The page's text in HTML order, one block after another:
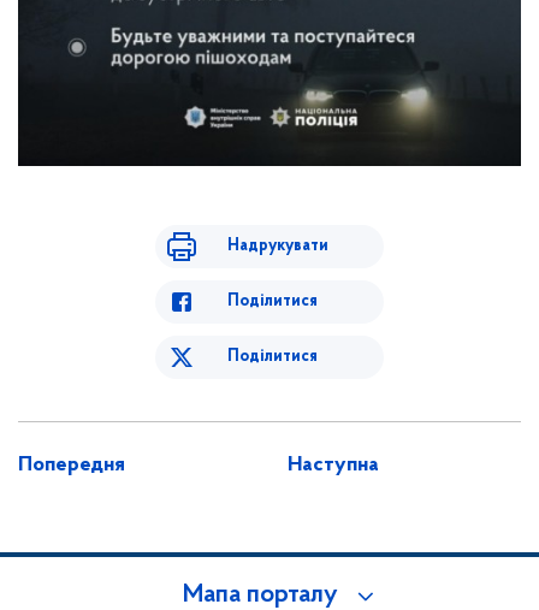
Надрукувати
Поділитися
Поділитися
Попередня Наступна
Мапа порталу